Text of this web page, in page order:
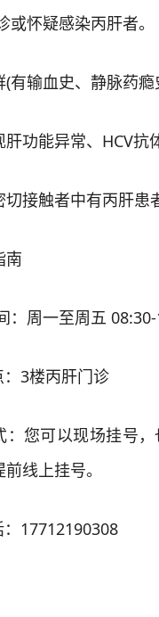
怀疑感染丙肝者。
血史、静脉药瘾
能异常、HCV抗体
触者中有丙肝患者
周一至周五 08:30-
3楼丙肝门诊
可以现场挂号，
前线上挂号。
17712190308